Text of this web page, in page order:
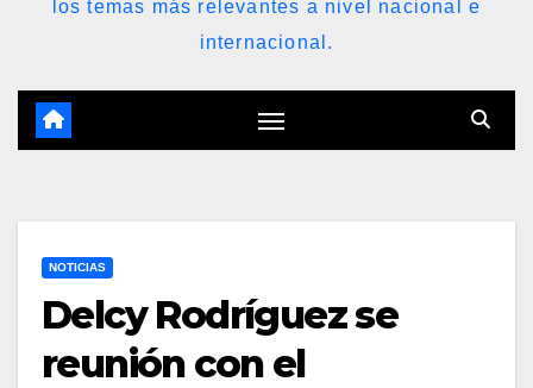
los temas más relevantes a nivel nacional e
internacional.
NOTICIAS
Delcy Rodríguez se
reunión con el